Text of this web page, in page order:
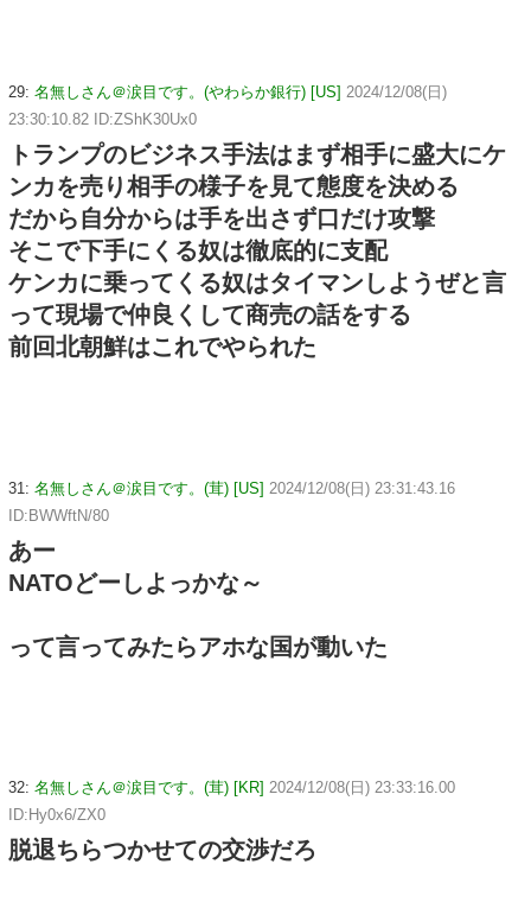
29: 名無しさん＠涙目です。(やわらか銀行) [US] 2024/12/08(日)
23:30:10.82 ID:ZShK30Ux0
トランプのビジネス手法はまず相手に盛大にケ
ンカを売り相手の様子を見て態度を決める
だから自分からは手を出さず口だけ攻撃
そこで下手にくる奴は徹底的に支配
ケンカに乗ってくる奴はタイマンしようぜと言
って現場で仲良くして商売の話をする
前回北朝鮮はこれでやられた
31: 名無しさん＠涙目です。(茸) [US] 2024/12/08(日) 23:31:43.16
ID:BWWftN/80
あー
NATOどーしよっかな～
って言ってみたらアホな国が動いた
32: 名無しさん＠涙目です。(茸) [KR] 2024/12/08(日) 23:33:16.00
ID:Hy0x6/ZX0
脱退ちらつかせての交渉だろ